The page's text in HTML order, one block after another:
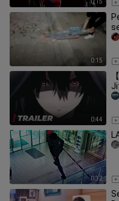
0:15
0:15
0:44
0:32